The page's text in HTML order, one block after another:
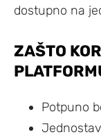
dostupno na
ZAŠTO
Potpuno